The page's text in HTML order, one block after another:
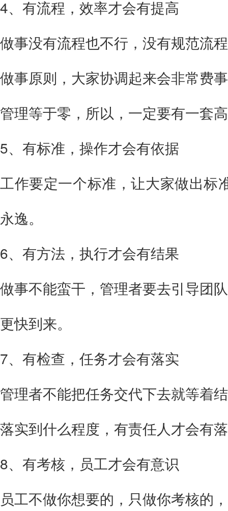
4、有流程，效率才会有提高
做事没有流程也不行，没有规范流
做事原则，大家协调起来会非常费
管理等于零，所以，一定要有一套
5、有标准，操作才会有依据
工作要定一个标准，让大家做出标
永逸。
6、 有方法， 执行才会有结果
做事不能蛮干，管理者要去引导团
更快到来。
7、有检查，任务才会有落实
管理者不能把任务交代下去就等着
落实到什么程度，有责任人才会有
8、有考核，员工才会有意识
员工不做你想要的，只做你考核的